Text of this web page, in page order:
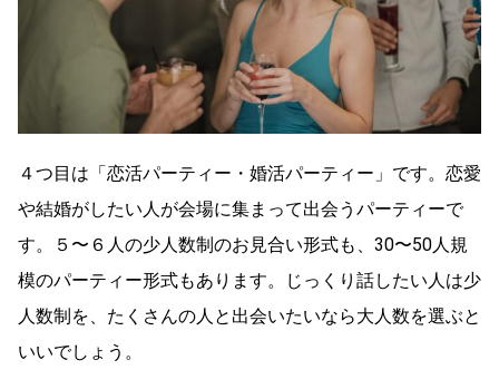
４つ目は「恋活パーティー・婚活パーティー」です。恋愛
や結婚がしたい人が会場に集まって出会うパーティーで
す。５〜６人の少人数制のお見合い形式も、30〜50人規
模のパーティー形式もあります。じっくり話したい人は少
人数制を、たくさんの人と出会いたいなら大人数を選ぶと
いいでしょう。